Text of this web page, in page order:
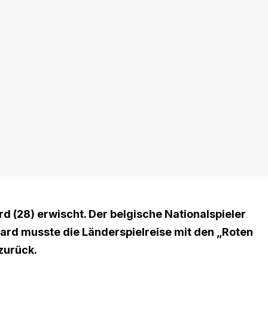
(28) erwischt. Der belgische Nationalspieler
musste die Länderspielreise mit den „Roten